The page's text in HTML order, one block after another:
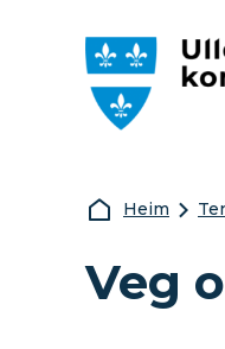
Du er her:
Heim
Veg